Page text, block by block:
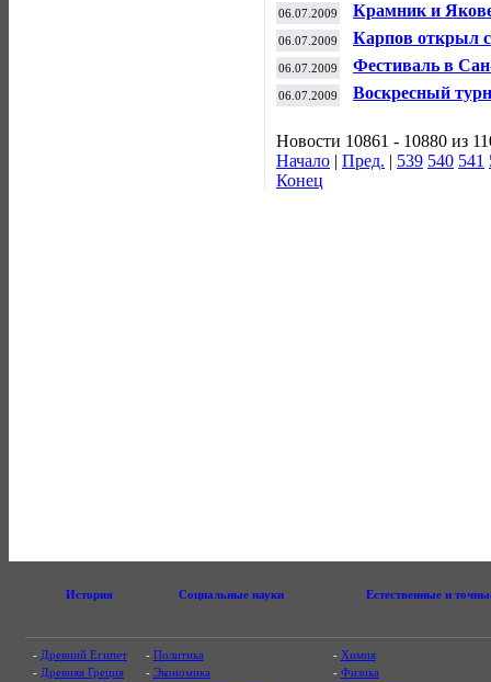
06.07.2009
Крамник и
Дортмунде
06.07.2009 Карпов открыл
06.07.2009 Фестиваль в
06.07.2009
Воскресный
Новости 10861 - 10880 из
Начало | Пред. | 539 540 541
Конец
История Социальные науки Естественные и
- Древний Египет
- Древняя Греция
- Политика
- Экономика
- Химия
- Физика